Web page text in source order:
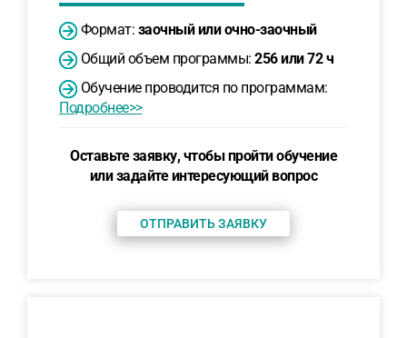
Формат: заочный или очно-заочный
Общий объем программы: 256 или 72 ч
Обучение проводится по программам:
Подробнее>>
Оставьте заявку, чтобы пройти обучение
или задайте интересующий вопрос
ОТПРАВИТЬ ЗАЯВКУ